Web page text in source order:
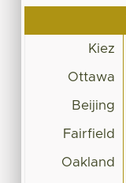
Kiez
Ottawa
Beijing
Fairfield
Oakland